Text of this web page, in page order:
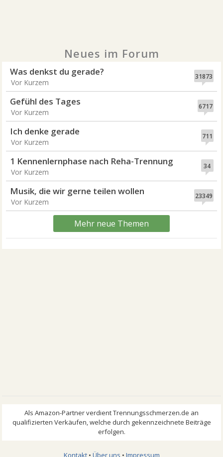
Neues im Forum
31873
Was denkst du gerade?
Vor Kurzem
6717
Gefühl des Tages
Vor Kurzem
711
Ich denke gerade
Vor Kurzem
34
1 Kennenlernphase nach Reha-Trennung
Vor Kurzem
23349
Musik, die wir gerne teilen wollen
Vor Kurzem
Mehr neue Themen
Kontakt• Über uns • Impressum